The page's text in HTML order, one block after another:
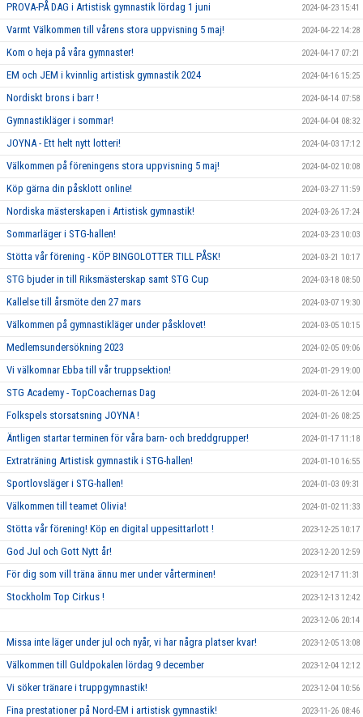
PROVA-PÅ DAG i Artistisk gymnastik lördag 1 juni 2024-04-23 15:41
Varmt Välkommen till vårens stora uppvisning 5 maj! 2024-04-22 14:28
Kom o heja på våra gymnaster! 2024-04-17 07:21
EM och JEM i kvinnlig artistisk gymnastik 2024 2024-04-16 15:25
Nordiskt brons i barr ! 2024-04-14 07:58
Gymnastikläger i sommar! 2024-04-04 08:32
JOYNA - Ett helt nytt lotteri! 2024-04-03 17:12
Välkommen på föreningens stora uppvisning 5 maj! 2024-04-02 10:08
Köp gärna din påsklott online! 2024-03-27 11:59
Nordiska mästerskapen i Artistisk gymnastik! 2024-03-26 17:24
Sommarläger i STG-hallen! 2024-03-23 10:03
Stötta vår förening - KÖP BINGOLOTTER TILL PÅSK! 2024-03-21 10:17
STG bjuder in till Riksmästerskap samt STG Cup 2024-03-18 08:50
Kallelse till årsmöte den 27 mars 2024-03-07 19:30
Välkommen på gymnastikläger under påsklovet! 2024-03-05 10:15
Medlemsundersökning 2023 2024-02-05 09:06
Vi välkomnar Ebba till vår truppsektion! 2024-01-29 19:00
STG Academy - TopCoachernas Dag 2024-01-26 12:04
Folkspels storsatsning JOYNA ! 2024-01-26 08:25
Äntligen startar terminen för våra barn- och breddgrupper! 2024-01-17 11:18
Extraträning Artistisk gymnastik i STG-hallen! 2024-01-10 16:55
Sportlovsläger i STG-hallen! 2024-01-03 09:31
Välkommen till teamet Olivia! 2024-01-02 11:33
Stötta vår förening! Köp en digital uppesittarlott ! 2023-12-25 10:17
God Jul och Gott Nytt år! 2023-12-20 12:59
För dig som vill träna ännu mer under vårterminen! 2023-12-17 11:31
Stockholm Top Cirkus ! 2023-12-13 12:42
2023-12-06 20:14
Missa inte läger under jul och nyår, vi har några platser kvar! 2023-12-05 13:08
Välkommen till Guldpokalen lördag 9 december 2023-12-04 12:12
Vi söker tränare i truppgymnastik! 2023-12-04 10:56
Fina prestationer på Nord-EM i artistisk gymnastik! 2023-11-26 08:46